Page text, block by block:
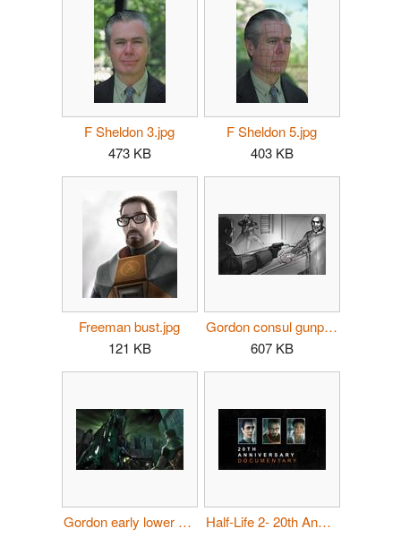
F Sheldon 3.jpg
473 KB
F Sheldon 5.jpg
403 KB
Freeman bust.jpg
121 KB
Gordon consul gunpoint.jpg
607 KB
Gordon early lower citadel.jpg
Half-Life 2- 20th Anniversary Documentary title.jpg